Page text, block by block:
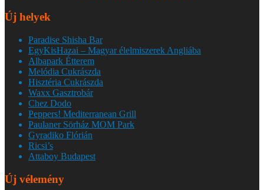
Új helyek
Paradise Shisha Bar
EgyKisHazai – Magyar élelmiszerek Angliába
Albapark Étterem
Melódia Cukrászda
Hisztéria Cukrászda
Waxx Gasztrobár
Chez Dodo
Peppers! Mediterranean Grill
Paulaner Sörház MOM Park
Gyradiko Flórián
Ricsi’s
Attaboy Budapest
Új vélemény